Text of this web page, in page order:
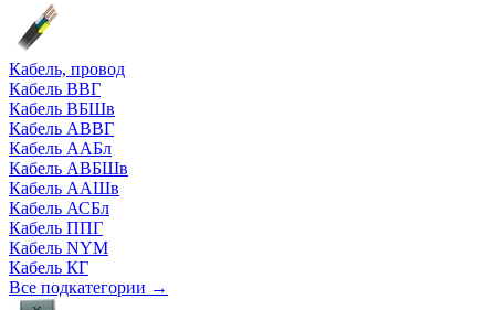
Кабель, провод
Кабель ВВГ
Кабель ВБШв
Кабель АВВГ
Кабель ААБл
Кабель АВБШв
Кабель ААШв
Кабель АСБл
Кабель ППГ
Кабель NYM
Кабель КГ
Все подкатегории →